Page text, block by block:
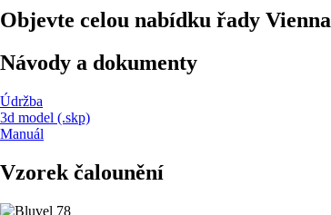
Objevte celou nabídku řady Vienna
Návody a dokumenty
Údržba
3d model (.skp)
Manuál
Vzorek čalounění